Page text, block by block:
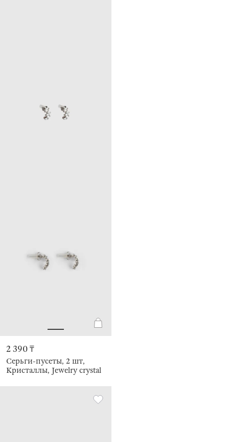
2 390 ₸
Серьги-пусеты, 2 шт,
Кристаллы, Jewelry crystal